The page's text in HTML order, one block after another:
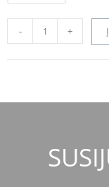
- +